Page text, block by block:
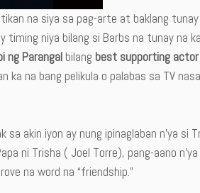
na siya sa pag-arte at baklang
niya bilang si Barbs na tunay na
ng Parangal bilang best supporting actor
ka na bang pelikula o palabas sa TV
akin iyon ay nung ipinaglaban n’ya si
ni Trisha ( Joel Torre), pang-aano
na word na “friendship.”